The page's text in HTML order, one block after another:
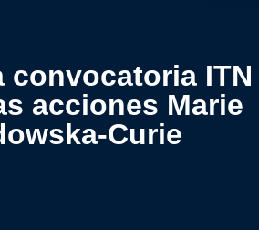
convocatoria ITN
acciones Marie
Curie